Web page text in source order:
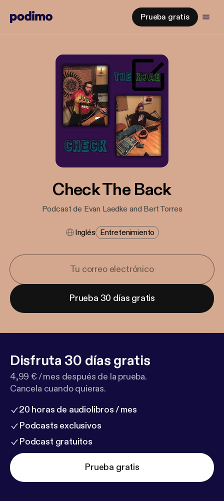
Prueba gratis
Check The Back
Podcast de Evan Laedke and Bert Torres
Inglés Entretenimiento
Prueba 30 días gratis
Disfruta 30 días gratis
4,99 € / mes después de la prueba.
Cancela cuando quieras.
20 horas de audiolibros / mes
Podcasts exclusivos
Podcast gratuitos
Prueba gratis